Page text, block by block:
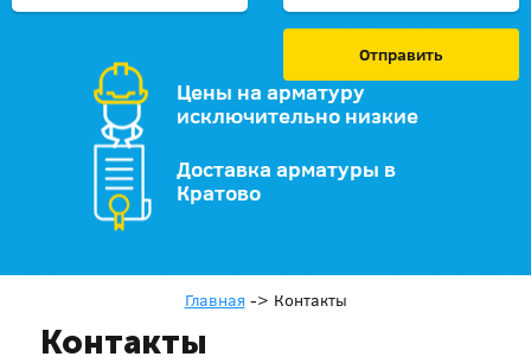
Отправить
Цены на арматуру
исключительно низкие
Доставка арматуры в
Кратово
Главная -> Контакты
Контакты